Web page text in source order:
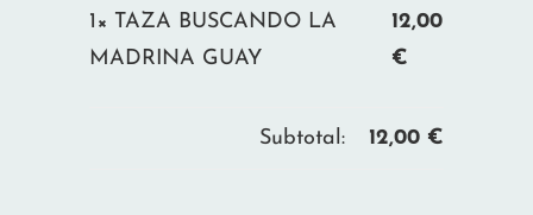
1× TAZA BUSCANDO LA
MADRINA GUAY
12,00
€
Subtotal: 12,00 €